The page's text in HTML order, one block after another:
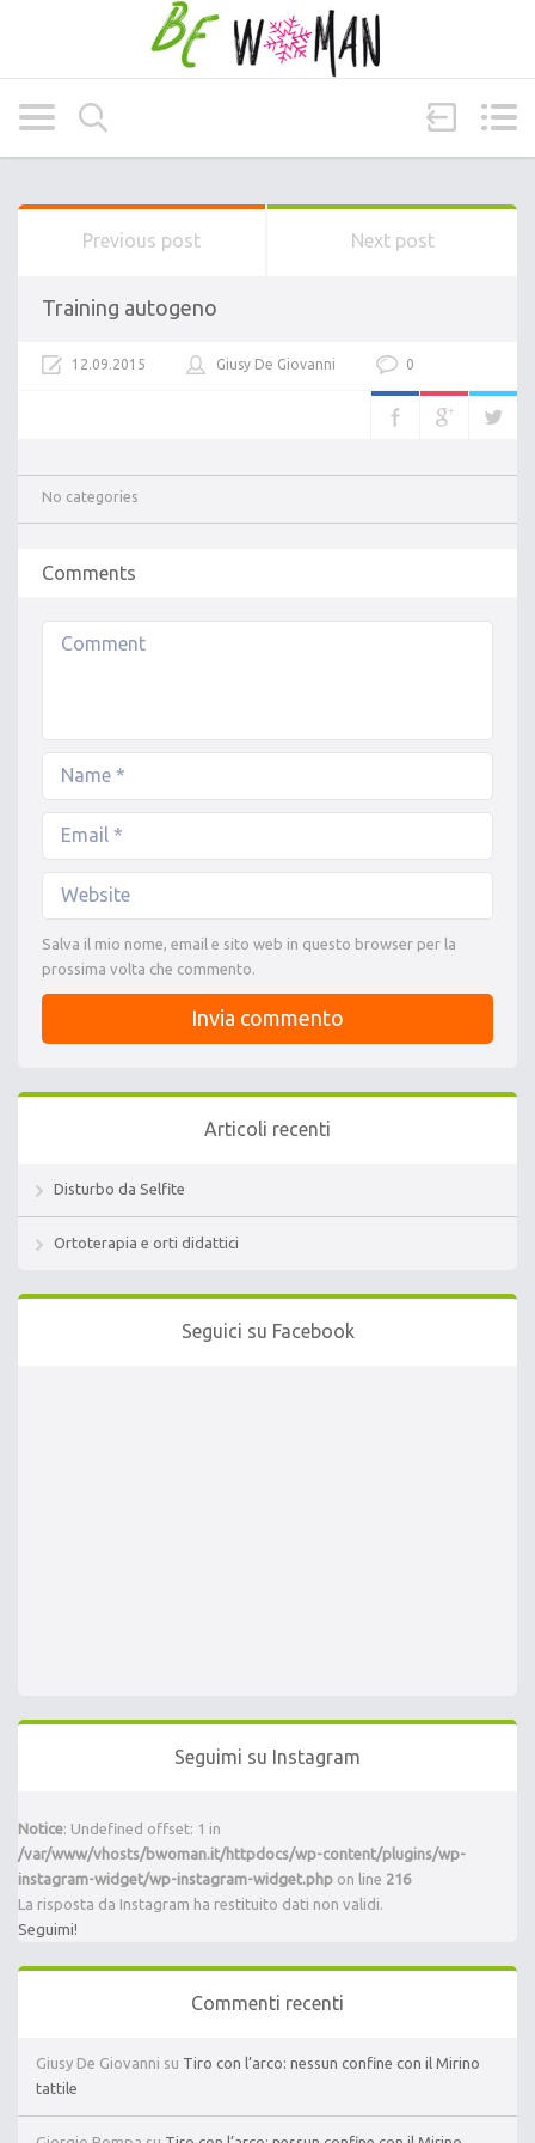
Previous post Next post
Training autogeno
12.09.2015 Giusy De Giovanni 0
No categories
Comments
Salva il mio nome, email e sito web in questo browser per la
prossima volta che commento.
Articoli recenti
Disturbo da Selfite
Ortoterapia e orti didattici
Seguici su Facebook
Seguimi su Instagram
Notice: Undefined offset: 1 in
/var/www/vhosts/bwoman.it/httpdocs/wp-content/plugins/wp-
instagram-widget/wp-instagram-widget.php on line 216
La risposta da Instagram ha restituito dati non validi.
Seguimi!
Commenti recenti
Giusy De Giovanni su Tiro con l’arco: nessun confine con il Mirino
tattile